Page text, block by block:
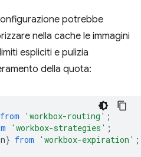
potrebbe
nella cache le immagini
espliciti e pulizia
della quota:
from 'workbox-routing' ;
'workbox-strategies' ;
} from 'workbox-expiration' ;